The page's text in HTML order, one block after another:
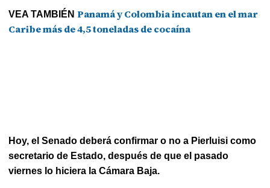
VEA TAMBIÉNPanamá y Colombia incautan en el mar
Caribe más de 4,5 toneladas de cocaína
Hoy, el Senado deberá confirmar o no a Pierluisi como
secretario de Estado, después de que el pasado
viernes lo hiciera la Cámara Baja.